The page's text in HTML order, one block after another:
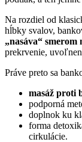
Na rozdiel od
hĺbky svalov,
„nasáva“ smerom
prekrvenie,
Práve preto sa
masáž proti
podporná
doplnok ku
forma
cirkulácie.